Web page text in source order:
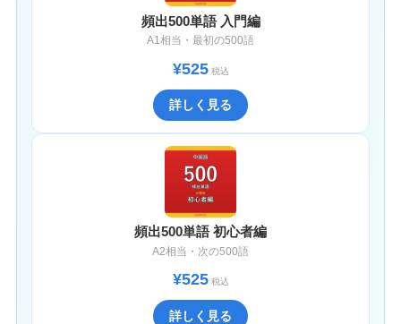
頻出500単語 入門編
A1相当・最初の500語
¥525税込
詳しく見る
頻出500単語 初心者編
A2相当・次の500語
¥525税込
詳しく見る